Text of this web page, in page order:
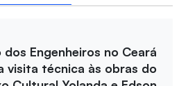
Engenheiros no Ceará
visita técnica às obras do